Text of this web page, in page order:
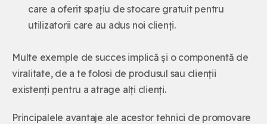
care a oferit spațiu de stocare gratuit pentru
utilizatorii care au adus noi clienți.
Multe exemple de succes implică și o componentă de
viralitate, de a te folosi de produsul sau clienții
existenți pentru a atrage alți clienți.
Principalele avantaje ale acestor tehnici de promovare